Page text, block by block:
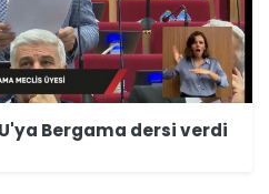
Bergama dersi verdi